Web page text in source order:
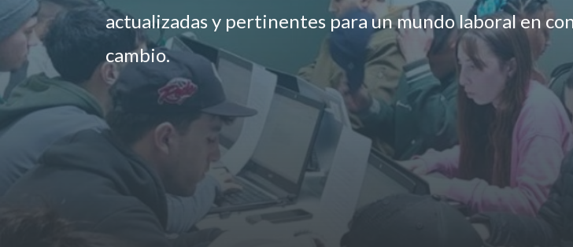
actualizadas y pertinentes para un mundo laboral en
cambio.